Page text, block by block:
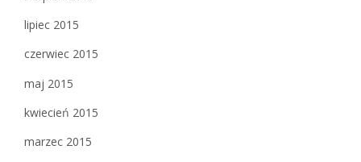
lipiec 2015
czerwiec 2015
maj 2015
kwiecień 2015
marzec 2015